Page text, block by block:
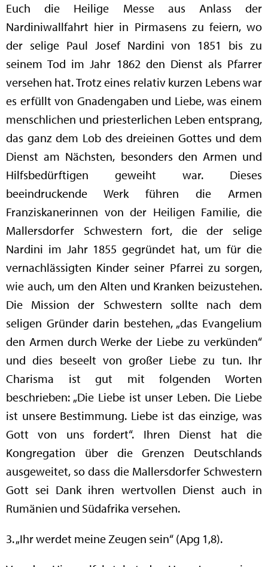
Euch die Heilige Messe aus Anlass der
Nardiniwallfahrt hier in Pirmasens zu feiern, wo
der selige Paul Josef Nardini von 1851 bis zu
seinem Tod im Jahr 1862 den Dienst als Pfarrer
versehen hat. Trotz eines relativ kurzen Lebens war
es erfüllt von Gnadengaben und Liebe, was einem
menschlichen und priesterlichen Leben entsprang,
das ganz dem Lob des dreieinen Gottes und dem
Dienst am Nächsten, besonders den Armen und
Hilfsbedürftigen geweiht war. Dieses
beeindruckende Werk führen die Armen
Franziskanerinnen von der Heiligen Familie, die
Mallersdorfer Schwestern fort, die der selige
Nardini im Jahr 1855 gegründet hat, um für die
vernachlässigten Kinder seiner Pfarrei zu sorgen,
wie auch, um den Alten und Kranken beizustehen.
Die Mission der Schwestern sollte nach dem
seligen Gründer darin bestehen, „das Evangelium
den Armen durch Werke der Liebe zu verkünden“
und dies beseelt von großer Liebe zu tun. Ihr
Charisma ist gut mit folgenden Worten
beschrieben: „Die Liebe ist unser Leben. Die Liebe
ist unsere Bestimmung. Liebe ist das einzige, was
Gott von uns fordert“. Ihren Dienst hat die
Kongregation über die Grenzen Deutschlands
ausgeweitet, so dass die Mallersdorfer Schwestern
Gott sei Dank ihren wertvollen Dienst auch in
Rumänien und Südafrika versehen.
3. „Ihr werdet meine Zeugen sein“ (Apg 1,8).